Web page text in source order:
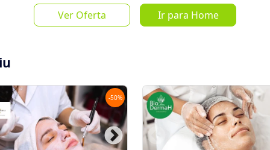
Ver Oferta Ir para Home
Salvar Oferta favorite_border
de R$
-50%